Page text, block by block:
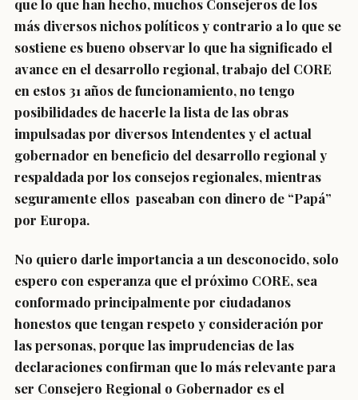
que lo que han hecho, muchos Consejeros de los
más diversos nichos políticos y contrario a lo que se
sostiene es bueno observar lo que ha significado el
avance en el desarrollo regional, trabajo del CORE
en estos 31 años de funcionamiento, no tengo
posibilidades de hacerle la lista de las obras
impulsadas por diversos Intendentes y el actual
gobernador en beneficio del desarrollo regional y
respaldada por los consejos regionales, mientras
seguramente ellos paseaban con dinero de “Papá”
por Europa.
No quiero darle importancia a un desconocido, solo
espero con esperanza que el próximo CORE, sea
conformado principalmente por ciudadanos
honestos que tengan respeto y consideración por
las personas, porque las imprudencias de las
declaraciones confirman que lo más relevante para
ser Consejero Regional o Gobernador es el